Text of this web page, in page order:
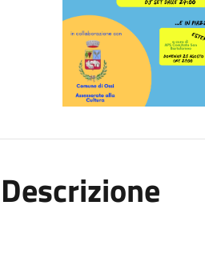
Descrizione